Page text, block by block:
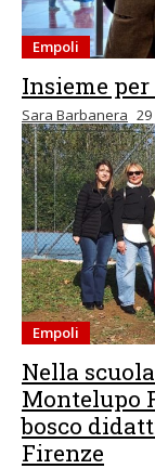
Empoli
Insieme
Sara Barbanera
Empoli
Nella
Montelupo
bosco
Firenze